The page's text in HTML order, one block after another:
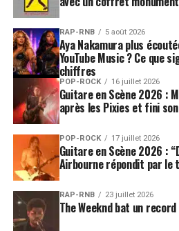
RAP-RNB 5 août 2026
Aya Nakamura plus
YouTube Music ? Ce que
chiffres
POP-ROCK 16 juillet 2026
Guitare en Scène 2026 :
après les Pixies et fini
POP-ROCK 17 juillet 2026
Guitare en Scène 2026 :
Airbourne répondit par le
RAP-RNB 23 juillet 2026
The Weeknd bat un